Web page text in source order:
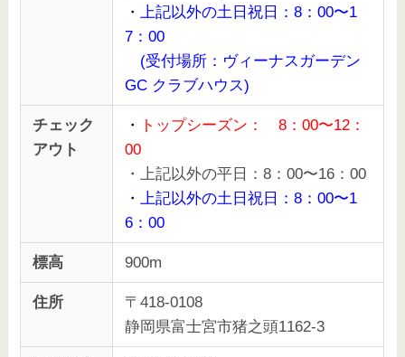
・上記以外の土日祝日：8：00〜1
7：00
(受付場所：ヴィーナスガーデン
GC クラブハウス)
チェック
アウト
・
トップシーズン： 8：00〜12：
00
・上記以外の平日：8：00〜16：00
・上記以外の土日祝日：8：00〜1
6：00
標高 900m
住所
〒418-0108
静岡県富士宮市猪之頭1162-3